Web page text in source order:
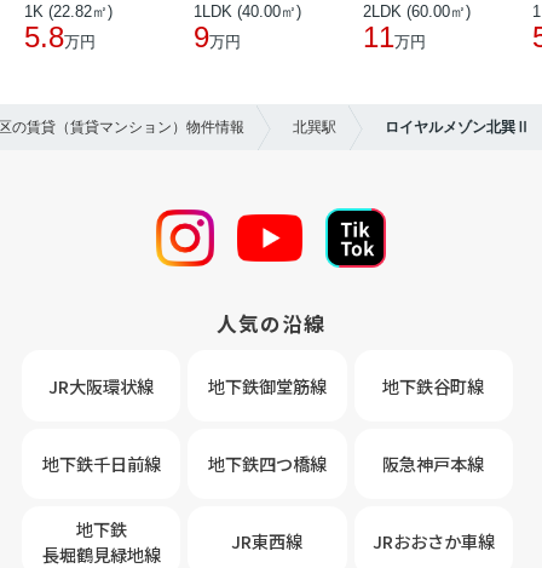
1K (22.82㎡)
5.8万円
1LDK (40.00㎡)
9万円
2LDK (60.00㎡)
11万円
の賃貸（賃貸マンション）物件情報 北巽駅 ロイヤルメゾン北巽Ⅱ
人気の沿線
JR大阪環状線 地下鉄御堂筋線 地下鉄谷町線
地下鉄千日前線 地下鉄四つ橋線 阪急神戸本線
地下鉄
長堀鶴見緑地線
JR東西線 JRおおさか車線